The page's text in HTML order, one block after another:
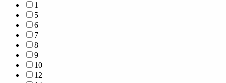
1
5
6
7
8
9
10
12